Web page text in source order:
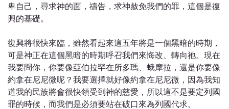
卑自己，尋求神的面，禱告，求神赦免我們的罪，這個是復
興的基礎。
復興將很快來臨，雖然看起來這五年將是一個黑暗的時期，
可是神正在這個黑暗的時期呼召我們來悔改、轉向祂。現在
我要問你，你要像亞伯拉罕在所多瑪、蛾摩拉，還是你要像
約拿在尼尼微呢？我要選擇就好像約拿在尼尼微，因為我知
道我的民族將會很快領受到神的慈愛，所以這不是要定列國
罪的時候，而我們是必須要站在破口來為列國代求。